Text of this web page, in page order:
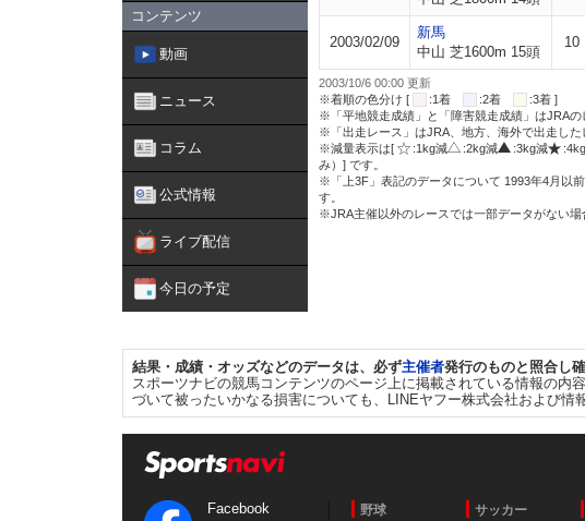
コンテンツ
動画
ニュース
コラム
公式情報
ライブ配信
今日の予定
2003/02/09
新馬
中山 芝1600m 15頭
10
2003/10/6 00:00 更新
※着順の色分け [
:1着 :2着
:3着 ]
※「平地競走成績」と「障害競走成績」はJRAの
※「出走レース」はJRA、地方、海外で出走した
※減量表示は[
:1kg減 :2kg減 :3kg減
み）] です。
※「上3F」表記のデータについて 1993年4月以
す。
※JRA主催以外のレースでは一部データがない場
結果・成績・オッズなどのデータは、必ず主催者発行のものと照合し
スポーツナビの競馬コンテンツのページ上に掲載されている情報の
づいて被ったいかなる損害についても、LINEヤフー株式会社および情
Facebook 野球 サッカー